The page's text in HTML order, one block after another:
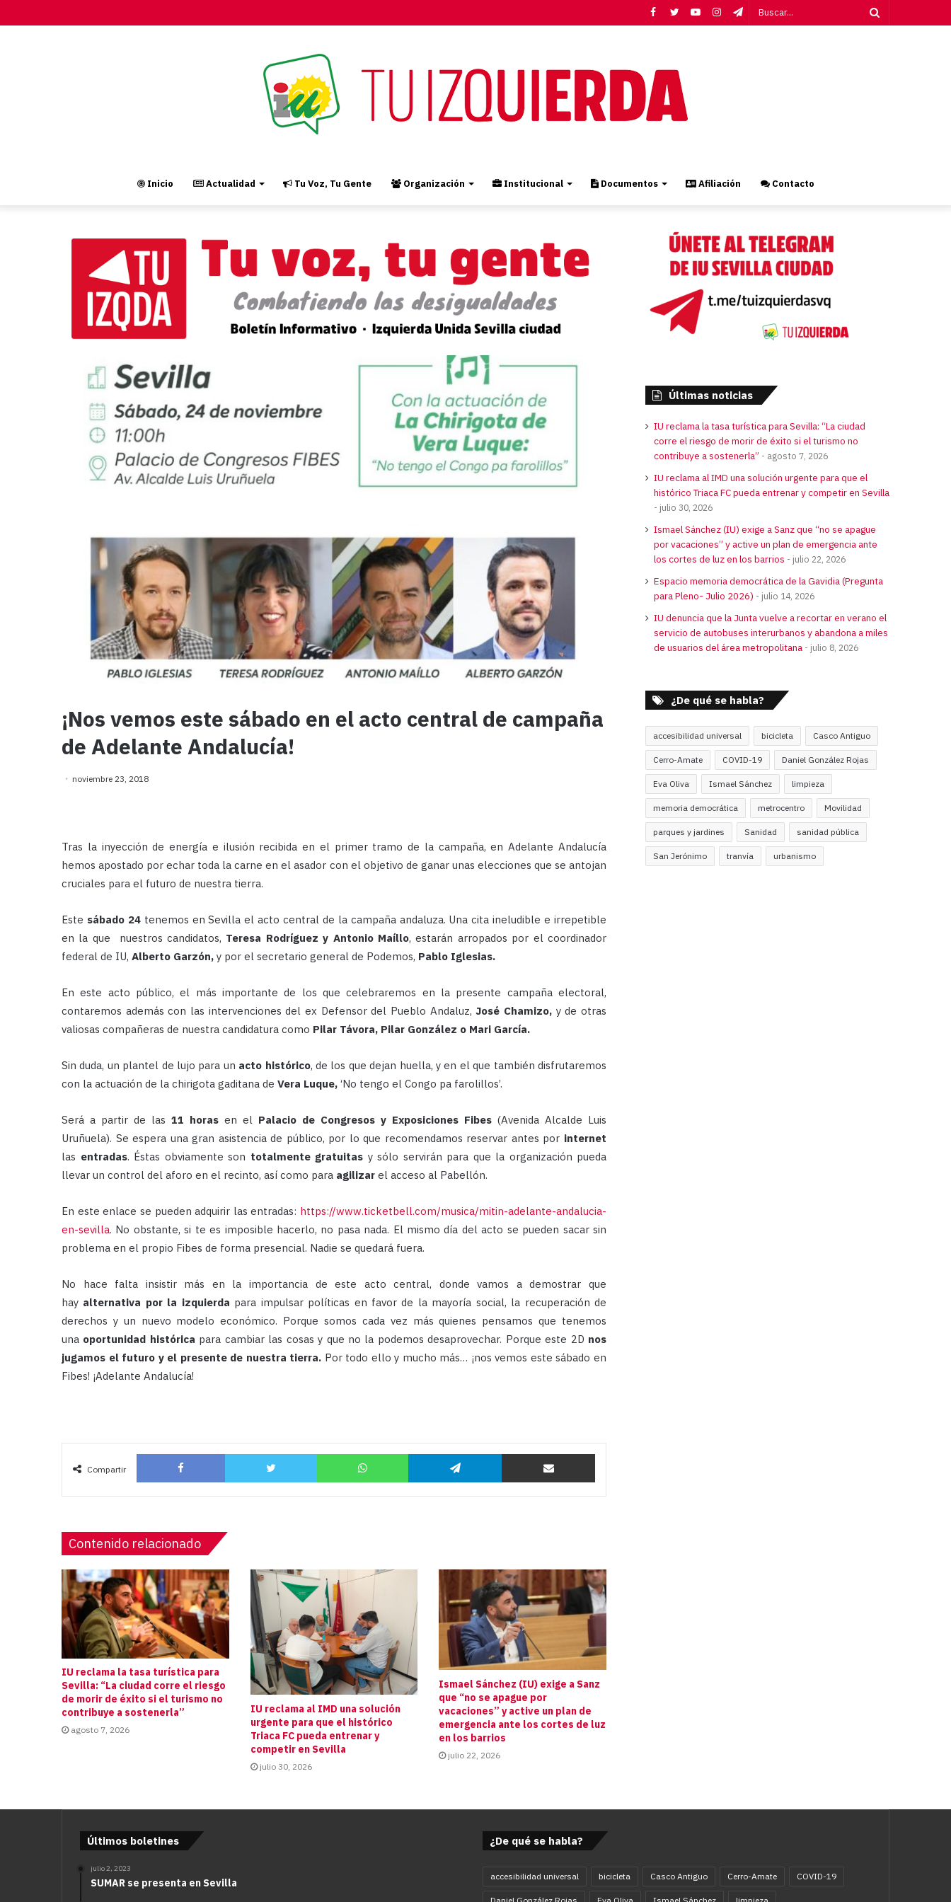
Telegram
Instagram
YouTube
Twitter
Facebook
Inicio Actualidad Tu Voz, Tu Gente Organización Institucional Documentos Afiliación Contacto
¡Nos vemos este sábado en el acto central de campaña
de Adelante Andalucía!
noviembre 23, 2018
Tras la inyección de energía e ilusión recibida en el primer tramo de la campaña, en Adelante Andalucía
hemos apostado por echar toda la carne en el asador con el objetivo de ganar unas elecciones que se antojan
cruciales para el futuro de nuestra tierra.
Este sábado 24tenemos en Sevilla el acto central de la campaña andaluza. Una cita ineludible e irrepetible
en la que nuestros candidatos, Teresa Rodríguez y Antonio Maíllo, estarán arropados por el coordinador
federal de IU, Alberto Garzón, y por el secretario general de Podemos, Pablo Iglesias.
En este acto público, el más importante de los que celebraremos en la presente campaña electoral,
contaremos además con las intervenciones del ex Defensor del Pueblo Andaluz,José Chamizo, y de otras
valiosas compañeras de nuestra candidatura como Pilar Távora, Pilar González o Mari García.
Sin duda, un plantel de lujo para un acto histórico, de los que dejan huella, y en el que también disfrutaremos
con la actuación de la chirigota gaditana de Vera Luque, ‘No tengo el Congo pa farolillos’.
Será a partir de las 11 horas en el Palacio de Congresos y Exposiciones Fibes (Avenida Alcalde Luis
Uruñuela). Se espera una gran asistencia de público, por lo que recomendamos reservar antes por internet
las entradas. Éstas obviamente son totalmente gratuitas y sólo servirán para que la organización pueda
llevar un control del aforo en el recinto, así como para agilizar el acceso al Pabellón.
En este enlace se pueden adquirir las entradas: https://www.ticketbell.com/musica/mitin-adelante-andalucia-
en-sevilla. No obstante, si te es imposible hacerlo, no pasa nada. El mismo día del acto se pueden sacar sin
problema en el propio Fibes de forma presencial. Nadie se quedará fuera.
No hace falta insistir más en la importancia de este acto central, donde vamos a demostrar que
hay alternativa por la izquierda para impulsar políticas en favor de la mayoría social, la recuperación de
derechos y un nuevo modelo económico. Porque somos cada vez más quienes pensamos que tenemos
una oportunidad histórica para cambiar las cosas y que no la podemos desaprovechar. Porque este 2D nos
jugamos el futuro y el presente de nuestra tierra. Por todo ello y mucho más… ¡nos vemos este sábado en
Fibes! ¡Adelante Andalucía!
Compartir
Facebook Twitter WhatsApp Telegram Compartir por correo
Contenido relacionado
IU reclama la tasa turística para
Sevilla: “La ciudad corre el riesgo
de morir de éxito si el turismo no
contribuye a sostenerla”
agosto 7, 2026
IU reclama al IMD una solución
urgente para que el histórico
Triaca FC pueda entrenar y
competir en Sevilla
julio 30, 2026
Ismael Sánchez (IU) exige a Sanz
que “no se apague por
vacaciones” y active un plan de
emergencia ante los cortes de luz
en los barrios
julio 22, 2026
Últimas noticias
IU reclama la tasa turística para Sevilla: “La ciudad
corre el riesgo de morir de éxito si el turismo no
contribuye a sostenerla”
agosto 7, 2026
IU reclama al IMD una solución urgente para que el
histórico Triaca FC pueda entrenar y competir en Sevilla
julio 30, 2026
Ismael Sánchez (IU) exige a Sanz que “no se apague
por vacaciones” y active un plan de emergencia ante
los cortes de luz en los barrios
julio 22, 2026
Espacio memoria democrática de la Gavidia (Pregunta
para Pleno- Julio 2026)
julio 14, 2026
IU denuncia que la Junta vuelve a recortar en verano el
servicio de autobuses interurbanos y abandona a miles
de usuarios del área metropolitana
julio 8, 2026
¿De qué se habla?
accesibilidad universal bicicleta Casco Antiguo
Cerro-Amate COVID-19 Daniel González Rojas
Eva Oliva Ismael Sánchez limpieza
memoria democrática metrocentro Movilidad
parques y jardines Sanidad sanidad pública
San Jerónimo tranvía urbanismo
Últimos boletines
julio 2, 2023
SUMAR se presenta en Sevilla
¿De qué se habla?
accesibilidad universal bicicleta Casco Antiguo Cerro-Amate COVID-19